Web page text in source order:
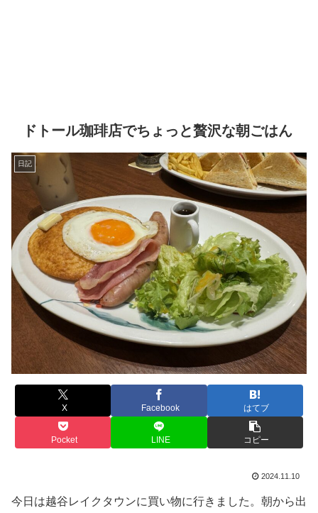
ドトール珈琲店でちょっと贅沢な朝ごはん
日記
X Facebook はてブ
Pocket LINE コピー
2024.11.10
今日は越谷レイクタウンに買い物に行きました。朝から出